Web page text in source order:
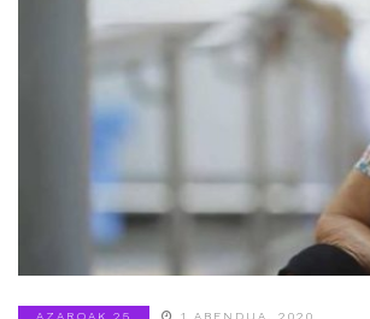
AZAROAK 25 1 ABENDUA, 2020